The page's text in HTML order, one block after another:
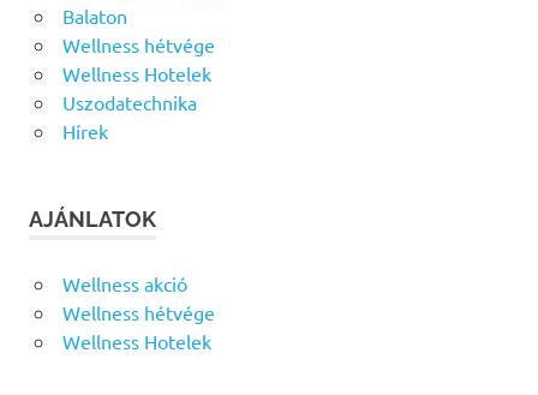
Balaton
Wellness hétvége
Wellness Hotelek
Uszodatechnika
Hírek
AJÁNLATOK
Wellness akció
Wellness hétvége
Wellness Hotelek